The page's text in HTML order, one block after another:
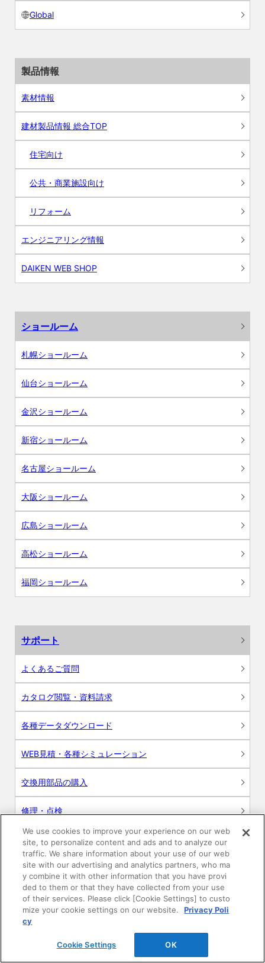
Global
製品情報
素材情報
建材製品情報 総合TOP
住宅向け
公共・商業施設向け
リフォーム
エンジニアリング情報
DAIKEN WEB SHOP
ショールーム
札幌ショールーム
仙台ショールーム
金沢ショールーム
新宿ショールーム
名古屋ショールーム
大阪ショールーム
広島ショールーム
高松ショールーム
福岡ショールーム
サポート
よくあるご質問
カタログ閲覧・資料請求
各種データダウンロード
WEB見積・各種シミュレーション
交換用部品の購入
修理・点検
お問い合わせ
ログイン
建築・設計関係者様向けサイト
ユーザー登録サービス
WEB見積システム
We use cookies to improve your experience on our web
site, to personalize content and ads and to analyze our
traffic. We share information about your use of our web
site with our advertising and analytics partners, who ma
y combine it with other information that you have provi
ded to them or that they have collected from your use
of their services. Please click [Cookie Settings] to custo
mize your cookie settings on our website.
Privacy Poli
cy
Cookie Settings OK